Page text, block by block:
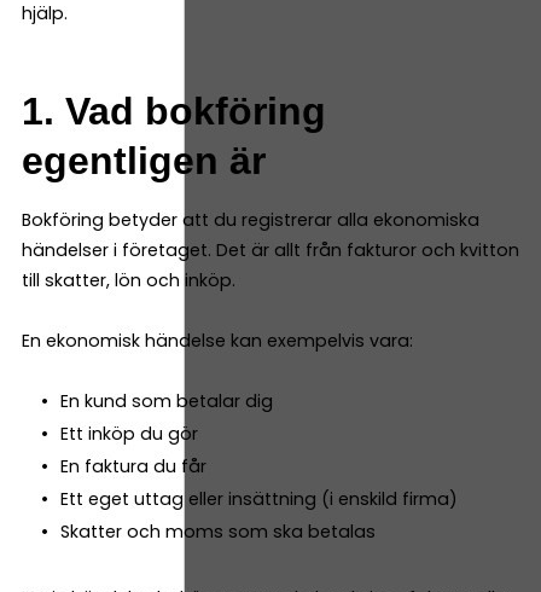
hjälp.
1. Vad bokföring
egentligen är
Bokföring betyder att du registrerar alla ekonomiska
händelser i företaget. Det är allt från fakturor och kvitton
till skatter, lön och inköp.
En ekonomisk händelse kan exempelvis vara:
En kund som betalar dig
Ett inköp du gör
En faktura du får
Ett eget uttag eller insättning (i enskild firma)
Skatter och moms som ska betalas